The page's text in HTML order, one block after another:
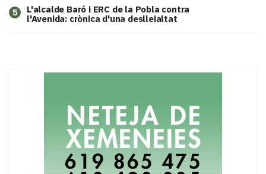
5
L'alcalde Baró i ERC de la Pobla contra
l'Avenida: crònica d'una deslleialtat